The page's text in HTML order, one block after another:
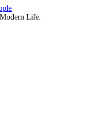
Life.